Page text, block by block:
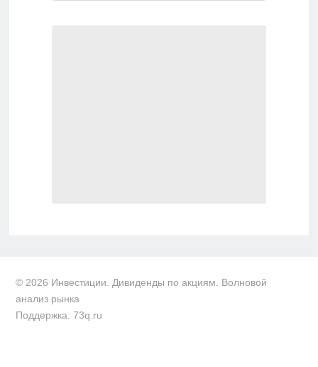
© 2026 Инвестиции. Дивиденды по акциям. Волновой
анализ рынка
Поддержка: 73q.ru